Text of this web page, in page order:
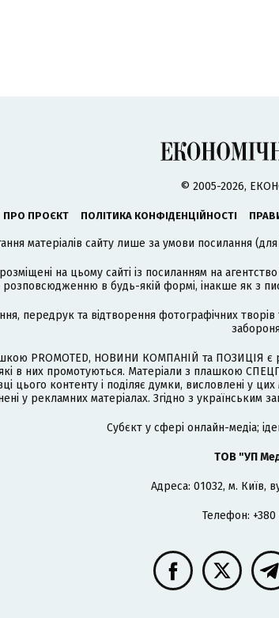
© 2005-2026,
ПРО ПРОЄКТ ПОЛІТИКА КОНФІДЕНЦІЙНОСТІ
матеріалів сайту лише за умови посилання
на цьому сайті із посиланням на агентство
розповсюдженню в будь-якій формі, інакше як з
передрук та відтворення фотографічних
PROMOTED, НОВИНИ КОМПАНІЙ та ПОЗИЦІЯ є
які в них промотуються. Матеріали з плашкою
цього контенту і поділяє думки, висловлені у
у рекламних матеріалах. Згідно з українським
Cубєкт у сфері онлайн-медіа;
ТОВ "УП
Адреса: 01032, м. Київ,
Телефон: +380